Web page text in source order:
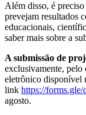
Além disso, é
prevejam resultados
educacionais,
saber mais sobre a
A submissão de
exclusivamente,
eletrônico disponível
link https://
agosto.